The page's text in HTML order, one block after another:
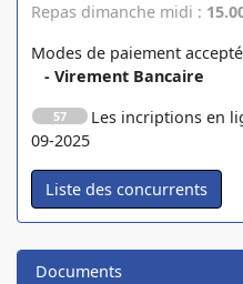
Repas dimanche midi :
Modes de paiement
- Virement Bancaire
57
Les incriptions en
09-2025
Documents